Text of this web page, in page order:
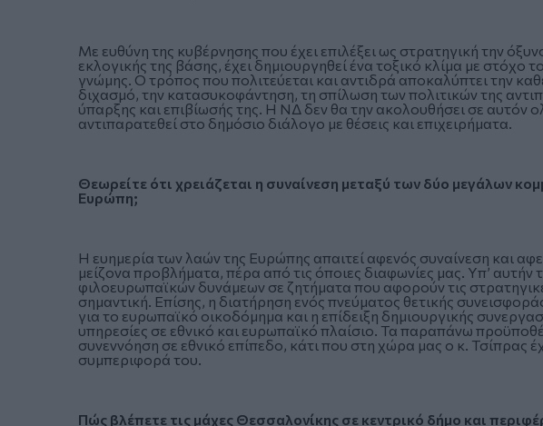
Με ευθύνη της κυβέρνησης που έχει επιλέξει ως στρατηγική την
εκλογικής της βάσης, έχει δημιουργηθεί ένα τοξικό κλίμα με στόχο
γνώμης. Ο τρόπος που πολιτεύεται και αντιδρά αποκαλύπτει την
διχασμό, την κατασυκοφάντηση, τη σπίλωση των πολιτικών της
ύπαρξης και επιβίωσής της. Η ΝΔ δεν θα την ακολουθήσει σε αυτόν
αντιπαρατεθεί στο δημόσιο διάλογο με θέσεις και επιχειρήματα.
Θεωρείτε ότι χρειάζεται η συναίνεση μεταξύ των δύο μεγάλων
Ευρώπη;
Η ευημερία των λαών της Ευρώπης απαιτεί αφενός συναίνεση και
μείζονα προβλήματα, πέρα από τις όποιες διαφωνίες μας. Υπ’ αυτήν
φιλοευρωπαϊκών δυνάμεων σε ζητήματα που αφορούν τις
σημαντική. Επίσης, η διατήρηση ενός πνεύματος θετικής
για το ευρωπαϊκό οικοδόμημα και η επίδειξη δημιουργικής
υπηρεσίες σε εθνικό και ευρωπαϊκό πλαίσιο. Τα παραπάνω
συνεννόηση σε εθνικό επίπεδο, κάτι που στη χώρα μας ο κ. Τσίπρας
συμπεριφορά του.
Πώς βλέπετε τις μάχες Θεσσαλονίκης σε κεντρικό δήμο και